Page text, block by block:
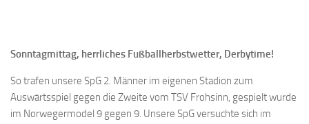
Sonntagmittag, herrliches Fußballherbstwetter, Derbytime!
So trafen unsere SpG 2. Männer im eigenen Stadion zum
Auswärtsspiel gegen die Zweite vom TSV Frohsinn, gespielt wurde
im Norwegermodel 9 gegen 9. Unsere SpG versuchte sich im